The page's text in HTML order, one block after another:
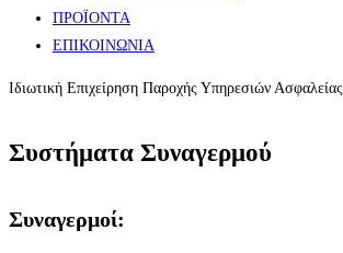
ΠΡΟΪΟΝΤΑ
ΕΠΙΚΟΙΝΩΝΙΑ
Ιδιωτική Επιχείρηση Παροχής Υπηρεσιών Ασφαλείας
Συστήματα Συναγερμού
Συναγερμοί: